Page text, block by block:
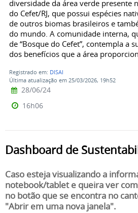
diversidade da área verde presente
do Cefet/RJ, que possui espécies
de outros biomas brasileiros e
do mundo. A comunidade interna,
de “Bosque do Cefet”, contempla a
dos benefícios que a área
Registrado em: DISAI
Última atualização em 25/03/2026, 19h52
28/06/24
16h06
Dashboard de
Caso esteja visualizando a
notebook/tablet e queira ver
no botão que se encontra no
"Abrir em uma nova janela".